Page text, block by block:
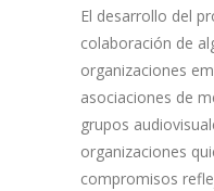
El desarrollo del
colaboración de
organizaciones
asociaciones de
grupos
organizaciones
compromisos